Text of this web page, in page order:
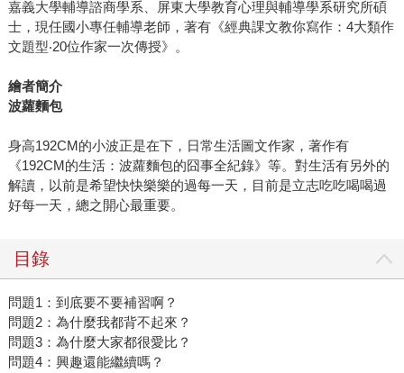
嘉義大學輔導諮商學系、屏東大學教育心理與輔導學系研究所碩
士，現任國小專任輔導老師，著有《經典課文教你寫作：4大類作
文題型‧20位作家一次傳授》。
繪者簡介
波蘿麵包
身高192CM的小波正是在下，日常生活圖文作家，著作有
《192CM的生活：波蘿麵包的囧事全紀錄》等。對生活有另外的
解讀，以前是希望快快樂樂的過每一天，目前是立志吃吃喝喝過
好每一天，總之開心最重要。
目錄
問題1：到底要不要補習啊？
問題2：為什麼我都背不起來？
問題3：為什麼大家都很愛比？
問題4：興趣還能繼續嗎？